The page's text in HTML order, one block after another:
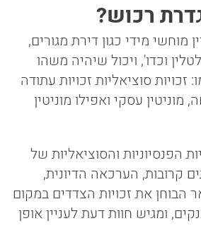
רכוש?
מוחשי מידי כגון דירת מגורים,
וכדו', ויכול שיהיה משהו
סוציאליות זכויות עתודה
עסקי ואפילו מוניטין
הפנסיוניות והסוציאליות של
קרובות, הערכאה הדיונית,
את זכויות הצדדים במקום
ומגיש חוות דעת לעניין אופן